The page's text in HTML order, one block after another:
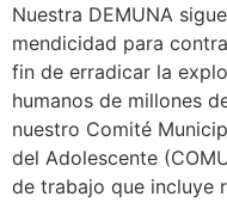
Nuestra DEMUNA
mendicidad para
fin de erradicar la
humanos de millones
nuestro Comité
del Adolescente
de trabajo que incluye